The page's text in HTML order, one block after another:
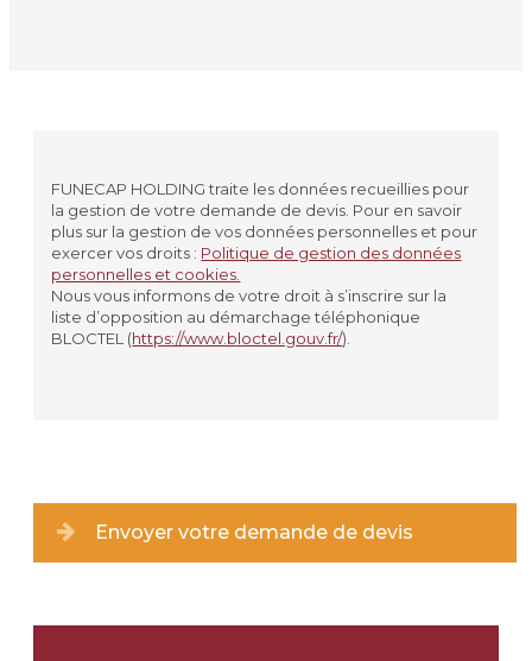
VASE
JARDINIÈRE
AUTRE
MARBRE
PIERRE
FUNECAP HOLDING traite les données recueillies pour
la gestion de votre demande de devis. Pour en savoir
plus sur la gestion de vos données personnelles et pour
exercer vos droits : Politique de gestion des données
personnelles et cookies.
Nous vous informons de votre droit à s’inscrire sur la
liste d’opposition au démarchage téléphonique
BLOCTEL (https://www.bloctel.gouv.fr/).
Envoyer votre demande de devis